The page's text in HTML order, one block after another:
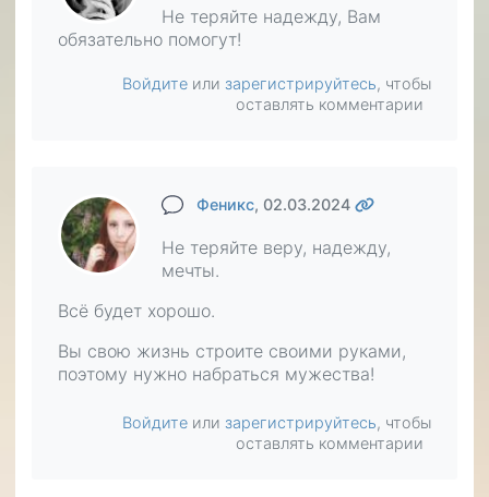
Не теряйте надежду, Вам
обязательно помогут!
Войдите или зарегистрируйтесь, чтобы
оставлять комментарии
Феникс, 02.03.2024
Не теряйте веру, надежду,
мечты.
Всё будет хорошо.
Вы свою жизнь строите своими руками,
поэтому нужно набраться мужества!
Войдите или зарегистрируйтесь, чтобы
оставлять комментарии